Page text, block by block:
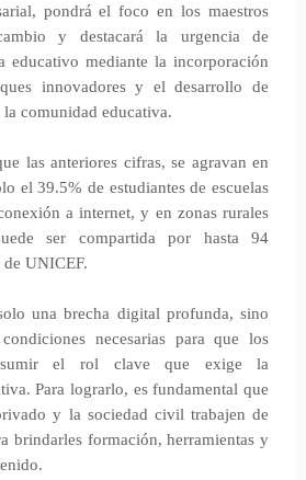
pondrá el foco en los maestros
y destacará la urgencia de
educativo mediante la incorporación
innovadores y el desarrollo de
comunidad educativa.
las anteriores cifras, se agravan en
el 39.5% de estudiantes de escuelas
a internet, y en zonas rurales
ser compartida por hasta 94
de UNICEF.
una brecha digital profunda, sino
necesarias para que los
el rol clave que exige la
Para lograrlo, es fundamental que
y la sociedad civil trabajen de
brindarles formación, herramientas y